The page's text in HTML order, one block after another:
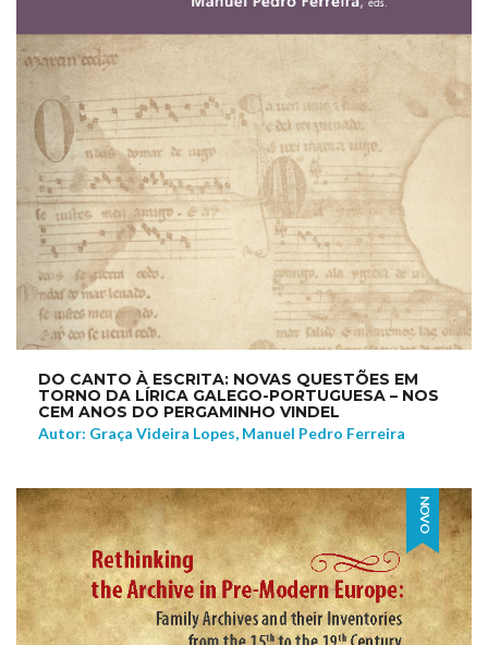
DO CANTO À ESCRITA: NOVAS QUESTÕES EM
TORNO DA LÍRICA GALEGO-PORTUGUESA – NOS
CEM ANOS DO PERGAMINHO VINDEL
Autor: Graça Videira Lopes, Manuel Pedro Ferreira
NOVO